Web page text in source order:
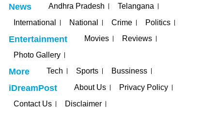
News Andhra Pradesh
Telangana
International
National Crime Politics
Entertainment Movies
Reviews
Photo Gallery
More Tech Sports Bussiness
iDreamPost About Us
Privacy Policy
Contact Us
Disclaimer